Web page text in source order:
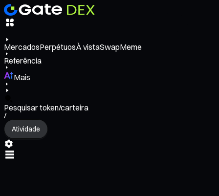
MercadosPerpétuosÀ vistaSwapMeme
Referência
Mais
Pesquisar token/carteira
/
Atividade